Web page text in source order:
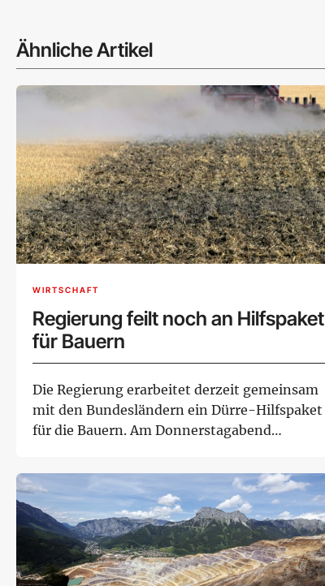
Ähnliche Artikel
WIRTSCHAFT
Regierung feilt noch an Hilfspaket
für Bauern
Die Regierung erarbeitet derzeit gemeinsam
mit den Bundesländern ein Dürre-Hilfspaket
für die Bauern. Am Donnerstagabend